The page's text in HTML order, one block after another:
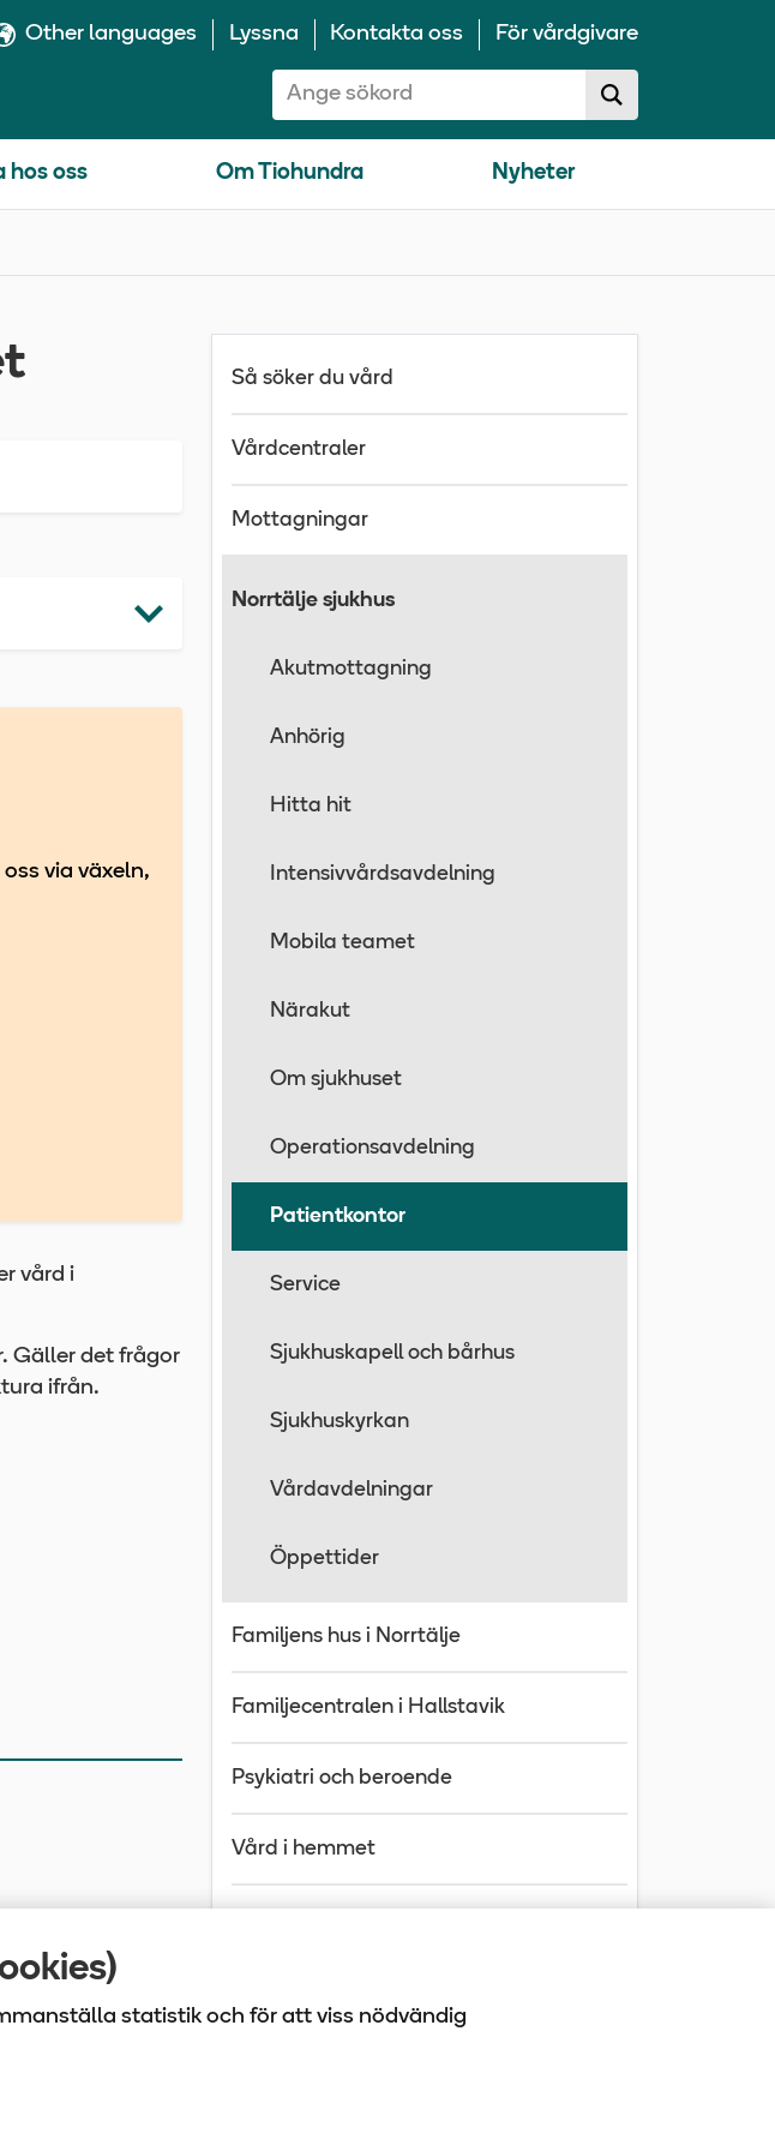
statistik och för att viss nödvändig
Other languages Lyssna Kontakta oss För vårdgivare
Sök på 10100:
sökförslag
Sök
hos oss Om Tiohundra Nyheter
via växeln,
vård i
Gäller det frågor
ifrån.
Så söker du vård
Vårdcentraler
Mottagningar
Norrtälje sjukhus
Akutmottagning
Anhörig
Hitta hit
Intensivvårdsavdelning
Mobila teamet
Närakut
Om sjukhuset
Operationsavdelning
Patientkontor
Service
Sjukhuskapell och bårhus
Sjukhuskyrkan
Vårdavdelningar
Öppettider
Familjens hus i Norrtälje
Familjecentralen i Hallstavik
Psykiatri och beroende
Vård i hemmet